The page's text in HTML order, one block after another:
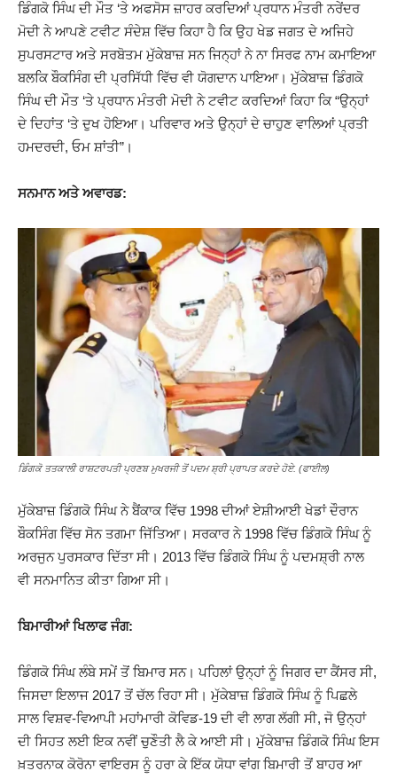
ਡਿੰਗਕੋ ਸਿੰਘ ਦੀ ਮੌਤ ‘ਤੇ ਅਫਸੋਸ ਜ਼ਾਹਰ ਕਰਦਿਆਂ ਪ੍ਰਧਾਨ ਮੰਤਰੀ ਨਰੇਂਦਰ
ਮੋਦੀ ਨੇ ਆਪਣੇ ਟਵੀਟ ਸੰਦੇਸ਼ ਵਿੱਚ ਕਿਹਾ ਹੈ ਕਿ ਉਹ ਖੇਡ ਜਗਤ ਦੇ ਅਜਿਹੇ
ਸੁਪਰਸਟਾਰ ਅਤੇ ਸਰਬੋਤਮ ਮੁੱਕੇਬਾਜ਼ ਸਨ ਜਿਨ੍ਹਾਂ ਨੇ ਨਾ ਸਿਰਫ ਨਾਮ ਕਮਾਇਆ
ਬਲਕਿ ਬੌਕਸਿੰਗ ਦੀ ਪ੍ਰਸਿੱਧੀ ਵਿੱਚ ਵੀ ਯੋਗਦਾਨ ਪਾਇਆ। ਮੁੱਕੇਬਾਜ਼ ਡਿੰਗਕੋ
ਸਿੰਘ ਦੀ ਮੌਤ ‘ਤੇ ਪ੍ਰਧਾਨ ਮੰਤਰੀ ਮੋਦੀ ਨੇ ਟਵੀਟ ਕਰਦਿਆਂ ਕਿਹਾ ਕਿ “ਉਨ੍ਹਾਂ
ਦੇ ਦਿਹਾਂਤ ‘ਤੇ ਦੁਖ ਹੋਇਆ। ਪਰਿਵਾਰ ਅਤੇ ਉਨ੍ਹਾਂ ਦੇ ਚਾਹੁਣ ਵਾਲਿਆਂ ਪ੍ਰਤੀ
ਹਮਦਰਦੀ, ਓਮ ਸ਼ਾਂਤੀ”।
ਸਨਮਾਨ ਅਤੇ ਅਵਾਰਡ:
ਡਿੰਗਕੋ ਤਤਕਾਲੀ ਰਾਸ਼ਟਰਪਤੀ ਪ੍ਰਣਬ ਮੁਖਰਜੀ ਤੋਂ ਪਦਮ ਸ਼੍ਰੀ ਪ੍ਰਾਪਤ ਕਰਦੇ ਹੋਏ. (ਫਾਈਲ)
ਮੁੱਕੇਬਾਜ਼ ਡਿੰਗਕੋ ਸਿੰਘ ਨੇ ਬੈਂਕਾਕ ਵਿੱਚ 1998 ਦੀਆਂ ਏਸ਼ੀਆਈ ਖੇਡਾਂ ਦੌਰਾਨ
ਬੌਕਸਿੰਗ ਵਿੱਚ ਸੋਨ ਤਗਮਾ ਜਿੱਤਿਆ। ਸਰਕਾਰ ਨੇ 1998 ਵਿੱਚ ਡਿੰਗਕੋ ਸਿੰਘ ਨੂੰ
ਅਰਜੁਨ ਪੁਰਸਕਾਰ ਦਿੱਤਾ ਸੀ। 2013 ਵਿੱਚ ਡਿੰਗਕੋ ਸਿੰਘ ਨੂੰ ਪਦਮਸ਼੍ਰੀ ਨਾਲ
ਵੀ ਸਨਮਾਨਿਤ ਕੀਤਾ ਗਿਆ ਸੀ।
ਬਿਮਾਰੀਆਂ ਖਿਲਾਫ ਜੰਗ:
ਡਿੰਗਕੋ ਸਿੰਘ ਲੰਬੇ ਸਮੇਂ ਤੋਂ ਬਿਮਾਰ ਸਨ। ਪਹਿਲਾਂ ਉਨ੍ਹਾਂ ਨੂੰ ਜਿਗਰ ਦਾ ਕੈਂਸਰ ਸੀ,
ਜਿਸਦਾ ਇਲਾਜ 2017 ਤੋਂ ਚੱਲ ਰਿਹਾ ਸੀ। ਮੁੱਕੇਬਾਜ਼ ਡਿੰਗਕੋ ਸਿੰਘ ਨੂੰ ਪਿਛਲੇ
ਸਾਲ ਵਿਸ਼ਵ-ਵਿਆਪੀ ਮਹਾਂਮਾਰੀ ਕੋਵਿਡ-19 ਦੀ ਵੀ ਲਾਗ ਲੱਗੀ ਸੀ, ਜੋ ਉਨ੍ਹਾਂ
ਦੀ ਸਿਹਤ ਲਈ ਇਕ ਨਵੀਂ ਚੁਣੌਤੀ ਲੈ ਕੇ ਆਈ ਸੀ। ਮੁੱਕੇਬਾਜ਼ ਡਿੰਗਕੋ ਸਿੰਘ ਇਸ
ਖ਼ਤਰਨਾਕ ਕੋਰੋਨਾ ਵਾਇਰਸ ਨੂੰ ਹਰਾ ਕੇ ਇੱਕ ਯੋਧਾ ਵਾਂਗ ਬਿਮਾਰੀ ਤੋਂ ਬਾਹਰ ਆ